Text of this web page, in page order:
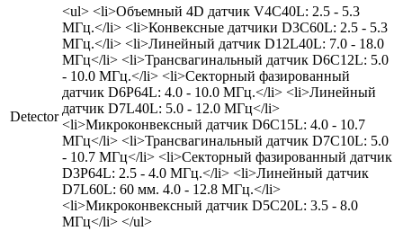
Detector
<ul> <li>Объемный 4D датчик V4C40L: 2.5 - 5.3
МГц.</li> <li>Конвексные датчики D3С60L: 2.5 - 5.3
МГц.</li> <li>Линейный датчик D12L40L: 7.0 - 18.0
МГц</li> <li>Трансвагинальный датчик D6C12L: 5.0
- 10.0 МГц.</li> <li>Секторный фазированный
датчик D6Р64L: 4.0 - 10.0 МГц.</li> <li>Линейный
датчик D7L40L: 5.0 - 12.0 МГц</li>
<li>Микроконвексный датчик D6C15L: 4.0 - 10.7
МГц</li> <li>Трансвагинальный датчик D7C10L: 5.0
- 10.7 МГц</li> <li>Секторный фазированный датчик
D3Р64L: 2.5 - 4.0 МГц.</li> <li>Линейный датчик
D7L60L: 60 мм. 4.0 - 12.8 МГц.</li>
<li>Микроконвексный датчик D5C20L: 3.5 - 8.0
МГц</li> </ul>